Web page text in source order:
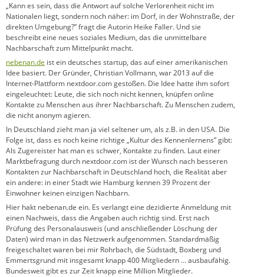
„Kann es sein, dass die Antwort auf solche Verlorenheit nicht im
Nationalen liegt, sondern noch näher: im Dorf, in der Wohnstraße, der
direkten Umgebung?” fragt die Autorin Heike Faller. Und sie
beschreibt eine neues soziales Medium, das die unmittelbare
Nachbarschaft zum Mittelpunkt macht.
nebenan.de ist ein deutsches startup, das auf einer amerikanischen
Idee basiert. Der Gründer, Christian Vollmann, war 2013 auf die
Internet-Plattform nextdoor.com gestoßen. Die Idee hatte ihm sofort
eingeleuchtet: Leute, die sich noch nicht kennen, knüpfen online
Kontakte zu Menschen aus ihrer Nachbarschaft. Zu Menschen zudem,
die nicht anonym agieren.
In Deutschland zieht man ja viel seltener um, als z.B. in den USA. Die
Folge ist, dass es noch keine richtige „Kultur des Kennenlernens” gibt:
Als Zugereister hat man es schwer, Kontakte zu finden. Laut einer
Marktbefragung durch nextdoor.com ist der Wunsch nach besseren
Kontakten zur Nachbarschaft in Deutschland hoch, die Realität aber
ein andere: in einer Stadt wie Hamburg kennen 39 Prozent der
Einwohner keinen einzigen Nachbarn.
Hier hakt nebenan.de ein. Es verlangt eine dezidierte Anmeldung mit
einen Nachweis, dass die Angaben auch richtig sind. Erst nach
Prüfung des Personalausweis (und anschließender Löschung der
Daten) wird man in das Netzwerk aufgenommen. Standardmäßig
freigeschaltet waren bei mir Rohrbach, die Südstadt, Boxberg und
Emmertsgrund mit insgesamt knapp 400 Mitgliedern … ausbaufähig.
Bundesweit gibt es zur Zeit knapp eine Million Mitglieder.